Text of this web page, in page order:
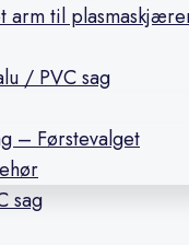
til
/ PVC sag
– Førstevalget
sag